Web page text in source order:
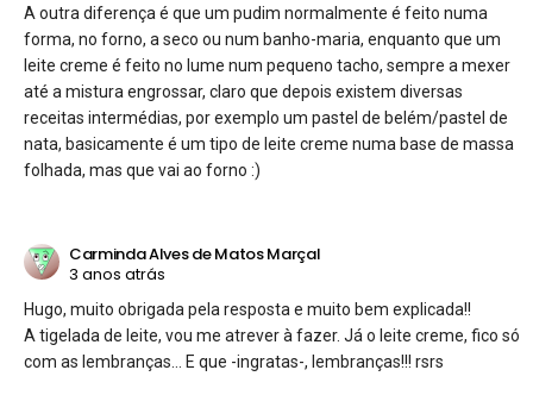
A outra diferença é que um pudim normalmente é feito numa
forma, no forno, a seco ou num banho-maria, enquanto que um
leite creme é feito no lume num pequeno tacho, sempre a mexer
até a mistura engrossar, claro que depois existem diversas
receitas intermédias, por exemplo um pastel de belém/pastel de
nata, basicamente é um tipo de leite creme numa base de massa
folhada, mas que vai ao forno :)
Carminda Alves de Matos Marçal
3 anos atrás
Hugo, muito obrigada pela resposta e muito bem explicada!!
A tigelada de leite, vou me atrever à fazer. Já o leite creme, fico só
com as lembranças… E que -ingratas-, lembranças!!! rsrs